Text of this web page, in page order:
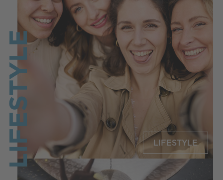
LIFESTYLE
LIFESTYLE